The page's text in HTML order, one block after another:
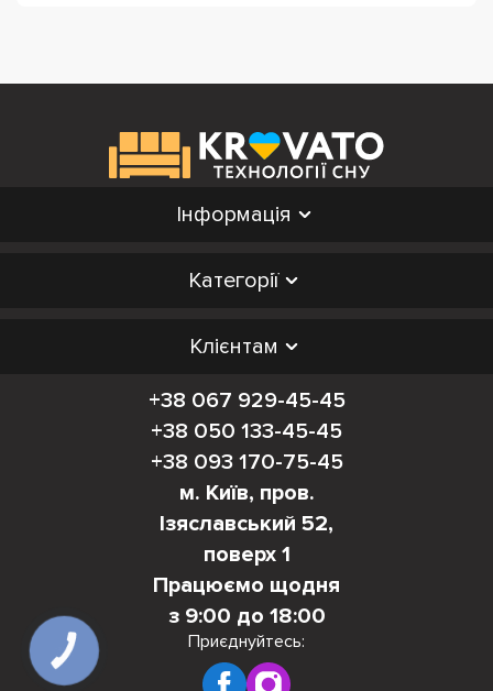
Інформація
Категорії
Клієнтам
+38 067 929-45-45
+38 050 133-45-45
+38 093 170-75-45
м. Київ, пров.
Ізяславський 52,
поверх 1
Працюємо щодня
з 9:00 до 18:00
Приєднуйтесь:
КНОПКА
ЗВ'ЯЗКУ